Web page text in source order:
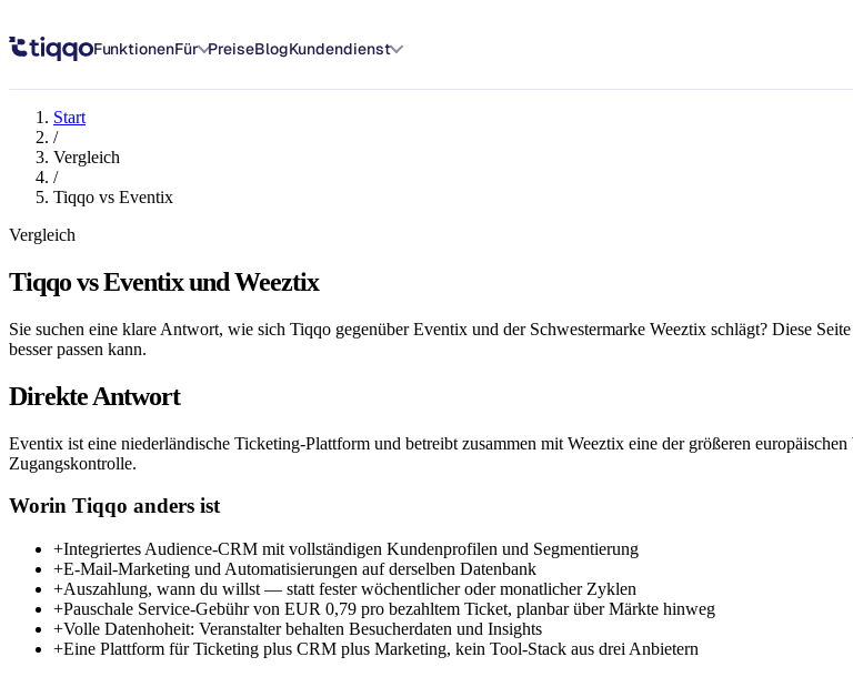
FunktionenFür PreiseBlogKundendienst
Start
/
Vergleich
/
Tiqqo vs Eventix
Vergleich
Tiqqo vs Eventix und Weeztix
Sie suchen eine klare Antwort, wie sich Tiqqo gegenüber Eventix und der Schwestermarke Weeztix schlägt? Diese
besser passen kann.
Direkte Antwort
Eventix ist eine niederländische Ticketing-Plattform und betreibt zusammen mit Weeztix eine der größeren
Zugangskontrolle.
Worin Tiqqo anders ist
+Integriertes Audience-CRM mit vollständigen Kundenprofilen und Segmentierung
+E-Mail-Marketing und Automatisierungen auf derselben Datenbank
+Auszahlung, wann du willst — statt fester wöchentlicher oder monatlicher Zyklen
+Pauschale Service-Gebühr von EUR 0,79 pro bezahltem Ticket, planbar über Märkte hinweg
+Volle Datenhoheit: Veranstalter behalten Besucherdaten und Insights
+Eine Plattform für Ticketing plus CRM plus Marketing, kein Tool-Stack aus drei Anbietern